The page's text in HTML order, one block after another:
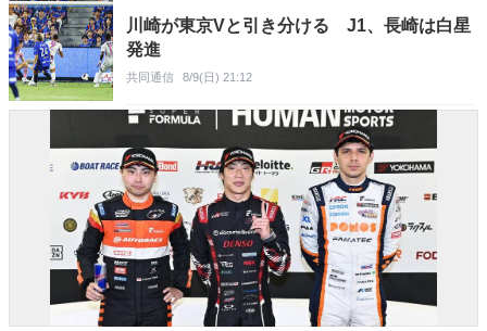
川崎が東京Vと引き分ける J1、長崎は白星
発進
共同通信 8/9(日) 21:12